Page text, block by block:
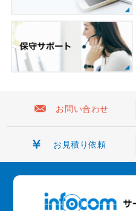
お問い合わせ
お見積り依頼